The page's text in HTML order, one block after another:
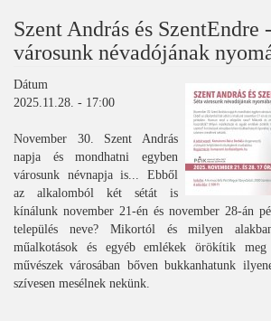
Szent András és SzentEndre
városunk névadójának
Dátum
2025.11.28. - 17:00
November 30. Szent András
napja és mondhatni egyben
városunk névnapja is... Ebből
az alkalomból két sétát is
kínálunk november 21-én és november 28-án
település neve? Mikortól és milyen
műalkotások és egyéb emlékek örökítik
művészek városában bőven bukkanhatunk
szívesen mesélnek nekünk.